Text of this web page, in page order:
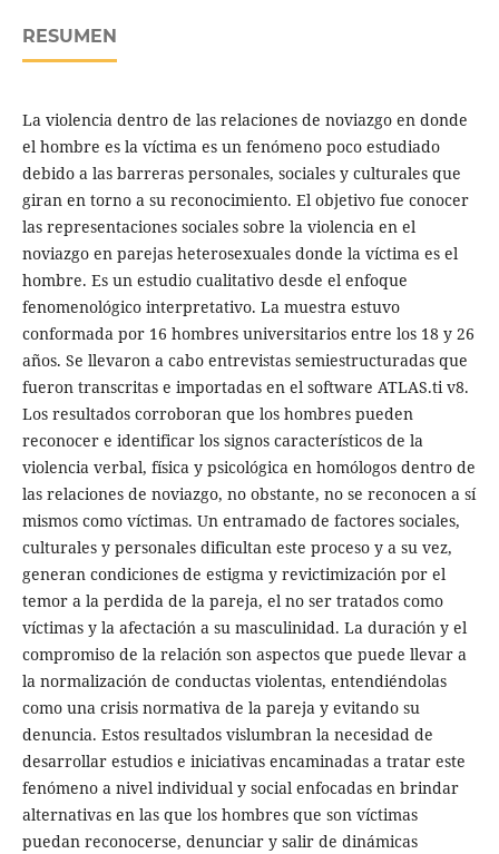
RESUMEN
La violencia dentro de las relaciones de noviazgo en donde
el hombre es la víctima es un fenómeno poco estudiado
debido a las barreras personales, sociales y culturales que
giran en torno a su reconocimiento. El objetivo fue conocer
las representaciones sociales sobre la violencia en el
noviazgo en parejas heterosexuales donde la víctima es el
hombre. Es un estudio cualitativo desde el enfoque
fenomenológico interpretativo. La muestra estuvo
conformada por 16 hombres universitarios entre los 18 y 26
años. Se llevaron a cabo entrevistas semiestructuradas que
fueron transcritas e importadas en el software ATLAS.ti v8.
Los resultados corroboran que los hombres pueden
reconocer e identificar los signos característicos de la
violencia verbal, física y psicológica en homólogos dentro de
las relaciones de noviazgo, no obstante, no se reconocen a sí
mismos como víctimas. Un entramado de factores sociales,
culturales y personales dificultan este proceso y a su vez,
generan condiciones de estigma y revictimización por el
temor a la perdida de la pareja, el no ser tratados como
víctimas y la afectación a su masculinidad. La duración y el
compromiso de la relación son aspectos que puede llevar a
la normalización de conductas violentas, entendiéndolas
como una crisis normativa de la pareja y evitando su
denuncia. Estos resultados vislumbran la necesidad de
desarrollar estudios e iniciativas encaminadas a tratar este
fenómeno a nivel individual y social enfocadas en brindar
alternativas en las que los hombres que son víctimas
puedan reconocerse, denunciar y salir de dinámicas